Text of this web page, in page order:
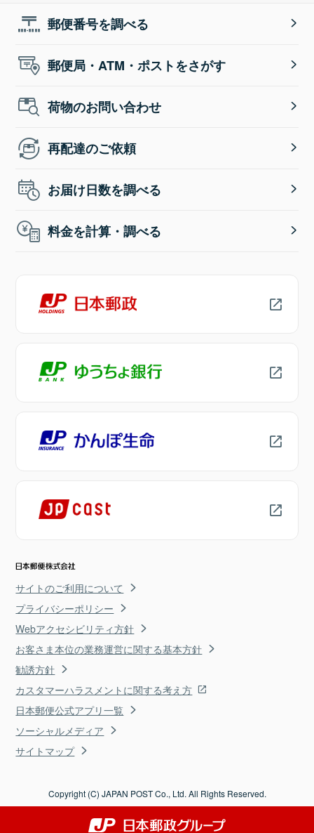
郵便番号を調べる
郵便局・ATM・ポストをさがす
荷物のお問い合わせ
再配達のご依頼
お届け日数を調べる
料金を計算・調べる
サイトのご利用について
プライバシーポリシー
Webアクセシビリティ方針
お客さま本位の業務運営に関する基本方針
勧誘方針
カスタマーハラスメントに関する考え方
日本郵便公式アプリ一覧
ソーシャルメディア
サイトマップ
Copyright (C) JAPAN POST Co., Ltd. All Rights Reserved.